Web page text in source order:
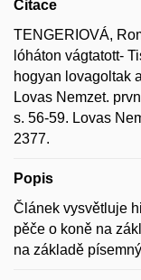
Citace
TENGERIOVÁ,
lóháton vágtatott-
hogyan lovagoltak
Lovas Nemzet.
s. 56-59. Lovas
2377.
Popis
Článek vysvětluje
pěče o koně na
na základě